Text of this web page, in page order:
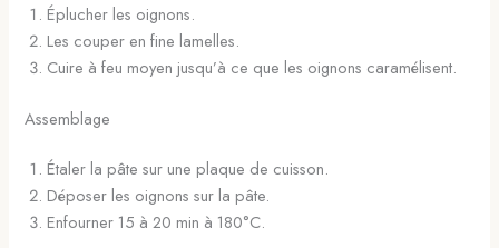
Éplucher les oignons.
Les couper en fine lamelles.
Cuire à feu moyen jusqu’à ce que les oignons caramélisent.
Assemblage
Étaler la pâte sur une plaque de cuisson.
Déposer les oignons sur la pâte.
Enfourner 15 à 20 min à 180°C.